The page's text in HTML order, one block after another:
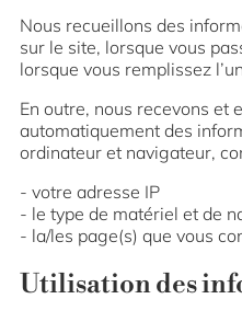
Nous recueillons des
sur le site, lorsque vous
lorsque vous remplissez
En outre, nous recevons et
automatiquement des
ordinateur et navigateur,
votre adresse IP
le type de matériel et de
la/les page(s) que vous
Utilisation des